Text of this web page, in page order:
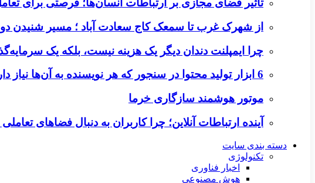
تأثیر فضای مجازی بر ارتباطات انسان‌ها؛ فرصتی برای
از شهرک غرب تا سمعک کاج سعادت آباد ؛ مسیر شنیدن
چرا ایمپلنت دندان دیگر یک هزینه نیست، بلکه یک
6 ابزار تولید محتوا در سنجور که هر نویسنده به آن‌ها نیاز دارد
موتور هوشمند سازگاری خرما
آینده ارتباطات آنلاین؛ چرا کاربران به دنبال فضاهای
دسته بندی سایت
تکنولوژی
اخبار فناوری
هوش مصنوعی